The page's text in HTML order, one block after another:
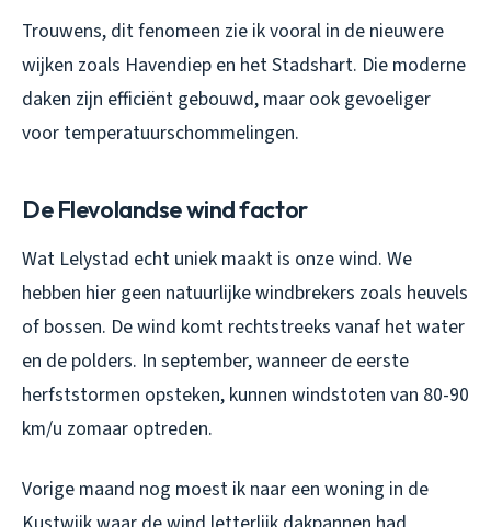
Trouwens, dit fenomeen zie ik vooral in de nieuwere
wijken zoals Havendiep en het Stadshart. Die moderne
daken zijn efficiënt gebouwd, maar ook gevoeliger
voor temperatuurschommelingen.
De Flevolandse wind factor
Wat Lelystad echt uniek maakt is onze wind. We
hebben hier geen natuurlijke windbrekers zoals heuvels
of bossen. De wind komt rechtstreeks vanaf het water
en de polders. In september, wanneer de eerste
herfststormen opsteken, kunnen windstoten van 80-90
km/u zomaar optreden.
Vorige maand nog moest ik naar een woning in de